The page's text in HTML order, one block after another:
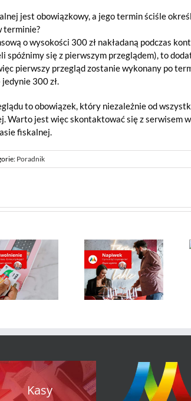
jest obowiązkowy, a jego termin ściśle
terminie?
o wysokości 300 zł nakładaną podczas
spóźnimy się z pierwszym przeglądem), to
pierwszy przegląd zostanie wykonany po
300 zł.
to obowiązek, który niezależnie od
Warto jest więc skontaktować się z serwisem
fiskalnej.
Poradnik
Kasy